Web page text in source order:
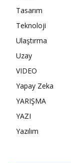
Tasarım
Teknoloji
Ulaştırma
Uzay
VIDEO
Yapay Zeka
YARIŞMA
YAZI
Yazılım